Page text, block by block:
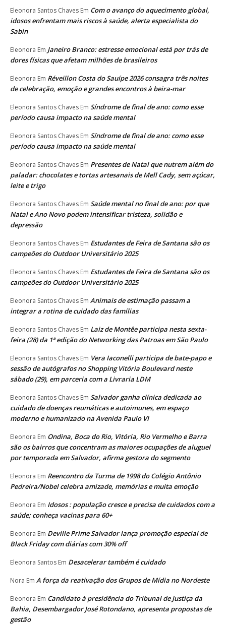
Eleonora Santos Chaves Em Com o avanço do aquecimento global,
idosos enfrentam mais riscos à saúde, alerta especialista do
Sabin
Eleonora Em Janeiro Branco: estresse emocional está por trás de
dores físicas que afetam milhões de brasileiros
Eleonora Em Réveillon Costa do Sauípe 2026 consagra três noites
de celebração, emoção e grandes encontros à beira-mar
Eleonora Santos Chaves Em Síndrome de final de ano: como esse
período causa impacto na saúde mental
Eleonora Santos Chaves Em Síndrome de final de ano: como esse
período causa impacto na saúde mental
Eleonora Santos Chaves Em Presentes de Natal que nutrem além do
paladar: chocolates e tortas artesanais de Mell Cady, sem açúcar,
leite e trigo
Eleonora Santos Chaves Em Saúde mental no final de ano: por que
Natal e Ano Novo podem intensificar tristeza, solidão e
depressão
Eleonora Santos Chaves Em Estudantes de Feira de Santana são os
campeões do Outdoor Universitário 2025
Eleonora Santos Chaves Em Estudantes de Feira de Santana são os
campeões do Outdoor Universitário 2025
Eleonora Santos Chaves Em Animais de estimação passam a
integrar a rotina de cuidado das famílias
Eleonora Santos Chaves Em Laiz de Montêe participa nesta sexta-
feira (28) da 1ª edição do Networking das Patroas em São Paulo
Eleonora Santos Chaves Em Vera Iaconelli participa de bate-papo e
sessão de autógrafos no Shopping Vitória Boulevard neste
sábado (29), em parceria com a Livraria LDM
Eleonora Santos Chaves Em Salvador ganha clínica dedicada ao
cuidado de doenças reumáticas e autoimunes, em espaço
moderno e humanizado na Avenida Paulo VI
Eleonora Em Ondina, Boca do Rio, Vitória, Rio Vermelho e Barra
são os bairros que concentram as maiores ocupações de aluguel
por temporada em Salvador, afirma gestora do segmento
Eleonora Em Reencontro da Turma de 1998 do Colégio Antônio
Pedreira/Nobel celebra amizade, memórias e muita emoção
Eleonora Em Idosos : população cresce e precisa de cuidados com a
saúde; conheça vacinas para 60+
Eleonora Em Deville Prime Salvador lança promoção especial de
Black Friday com diárias com 30% off
Eleonora Santos Em Desacelerar também é cuidado
Nora Em A força da reativação dos Grupos de Mídia no Nordeste
Eleonora Em Candidato à presidência do Tribunal de Justiça da
Bahia, Desembargador José Rotondano, apresenta propostas de
gestão